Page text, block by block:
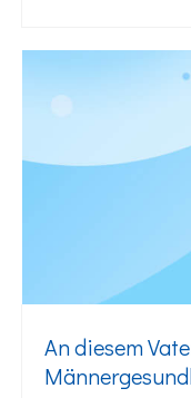
An diesem